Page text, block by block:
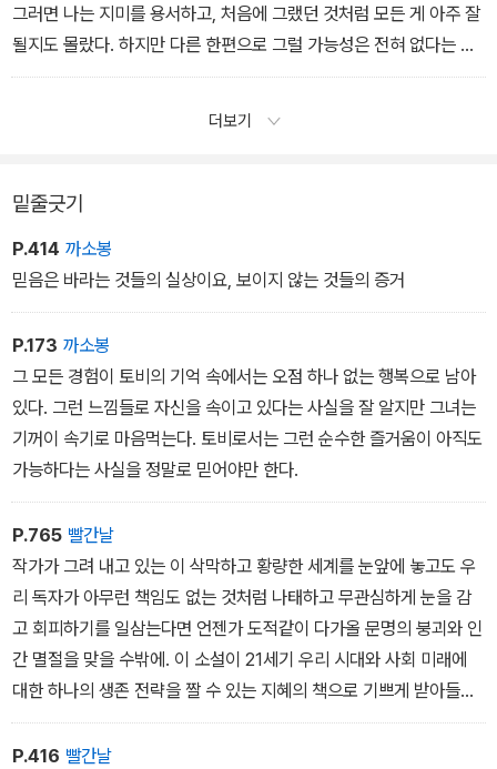
그러면 나는 지미를 용서하고, 처음에 그랬던 것처럼 모든 게 아주 잘
될지도 몰랐다. 하지만 다른 한편으로 그럴 가능성은 전혀 없다는 사
실도 알았다. 사람들은 아주 상반된 두 가지를 동시에 믿을 수 있다고
더보기
밑줄긋기
P.414 까소봉
믿음은 바라는 것들의 실상이요, 보이지 않는 것들의 증거
P.173 까소봉
그 모든 경험이 토비의 기억 속에서는 오점 하나 없는 행복으로 남아
있다. 그런 느낌들로 자신을 속이고 있다는 사실을 잘 알지만 그녀는
기꺼이 속기로 마음먹는다. 토비로서는 그런 순수한 즐거움이 아직도
가능하다는 사실을 정말로 믿어야만 한다.
P.765 빨간날
작가가 그려 내고 있는 이 삭막하고 황량한 세계를 눈앞에 놓고도 우
리 독자가 아무런 책임도 없는 것처럼 나태하고 무관심하게 눈을 감
고 회피하기를 일삼는다면 언젠가 도적같이 다가올 문명의 붕괴와 인
간 멸절을 맞을 수밖에. 이 소설이 21세기 우리 시대와 사회 미래에
대한 하나의 생존 전략을 짤 수 있는 지혜의 책으로 기쁘게 받아들여
지기를 기대해 본다.
P.416 빨간날